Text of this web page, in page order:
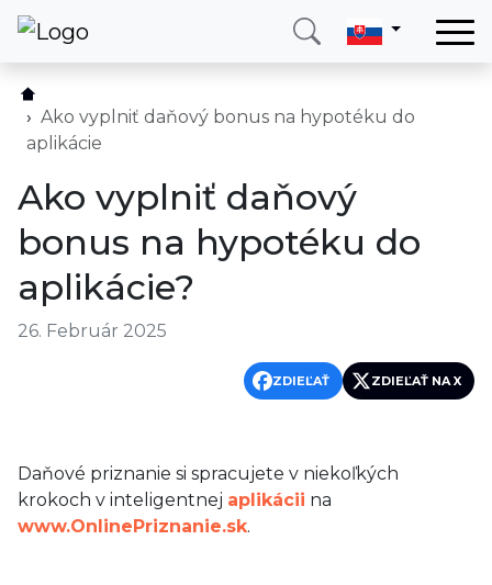
Služby
Krajina
O nás
Blog
Kontakt
Ako vyplniť daňový bonus na hypotéku do
aplikácie
Ako vyplniť daňový
bonus na hypotéku do
aplikácie?
26. Február 2025
ZDIEĽAŤ ZDIEĽAŤ NA X
Daňové priznanie si spracujete v niekoľkých
krokoch v inteligentnej aplikácii na
www.OnlinePriznanie.sk.